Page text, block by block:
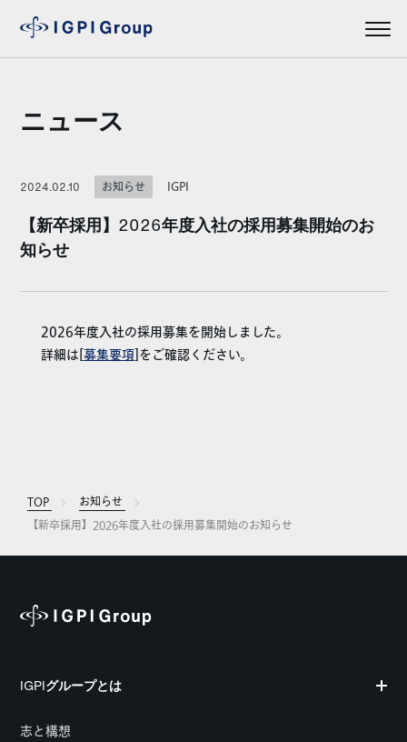
ニュース
2024.02.10 お知らせ IGPI
【新卒採用】2026年度入社の採用募集開始のお
知らせ
2026年度入社の採用募集を開始しました。
詳細は[募集要項]をご確認ください。
TOP
お知らせ
【新卒採用】2026年度入社の採用募集開始のお知らせ
IGPIグループとは
志と構想